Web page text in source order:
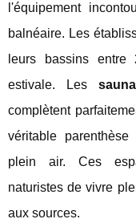
l'équipement
balnéaire. Les
leurs bassins
estivale. Les
complètent
véritable
plein air. Ces
naturistes de vivre
aux sources.